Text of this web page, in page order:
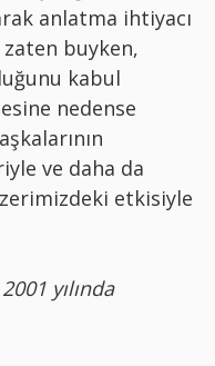
anlatma ihtiyacı
buyken,
kabul
nedense
ve daha da
etkisiyle
yılında